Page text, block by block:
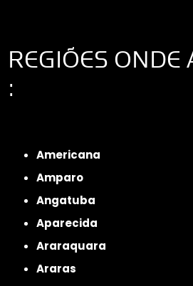
REGIÕES ONDE
:
Americana
Amparo
Angatuba
Aparecida
Araraquara
Araras